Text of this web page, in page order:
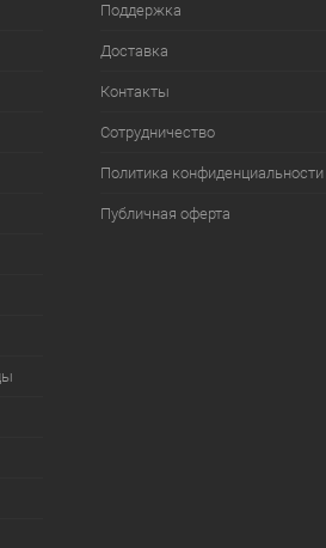
Поддержка
Доставка
Контакты
Сотрудничество
Политика конфиденциальности
Публичная оферта